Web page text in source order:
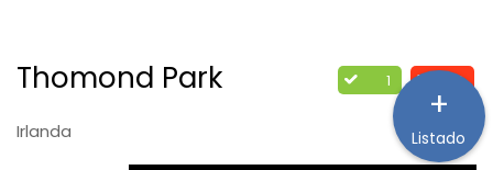
1 2
Thomond Park
Irlanda
+
Listado